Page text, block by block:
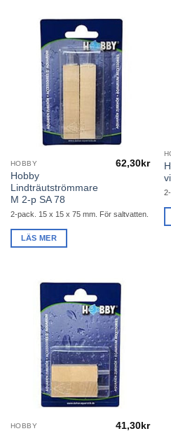
HOBBY
Hobby
Lindträutströmmare
M 2-p SA 78
62,30 kr
2-pack. 15 x 15 x 75 mm. För saltvatten.
LÄS MER
HOBBY 41,30 kr